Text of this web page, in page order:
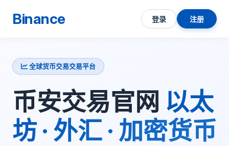
Binance 登录 注册
全球货币交易交易平台
币安交易官网 以太
坊 · 外汇 · 加密货币